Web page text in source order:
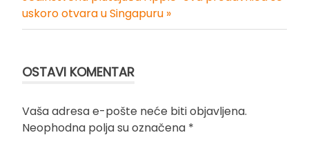
članka
uskoro otvara u Singapuru »
OSTAVI KOMENTAR
Vaša adresa e-pošte neće biti objavljena.
Neophodna polja su označena *